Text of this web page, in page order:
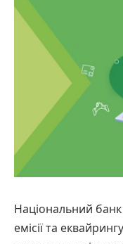
Національний банк
емісії та